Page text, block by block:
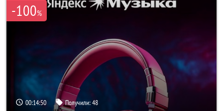
-100%
00:14:48 Получили:48